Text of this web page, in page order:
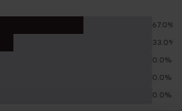
67.0%
33.0%
0.0%
0.0%
0.0%